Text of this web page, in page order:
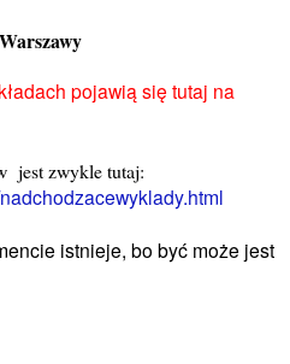
pojawią się tutaj na
jest zwykle tutaj:
istnieje, bo być może jest